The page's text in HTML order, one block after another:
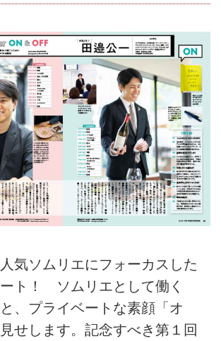
気ソムリエにフォーカスした
ト！ ソムリエとして働く
と、プライベートな素顔「オ
せします。記念すべき第１回